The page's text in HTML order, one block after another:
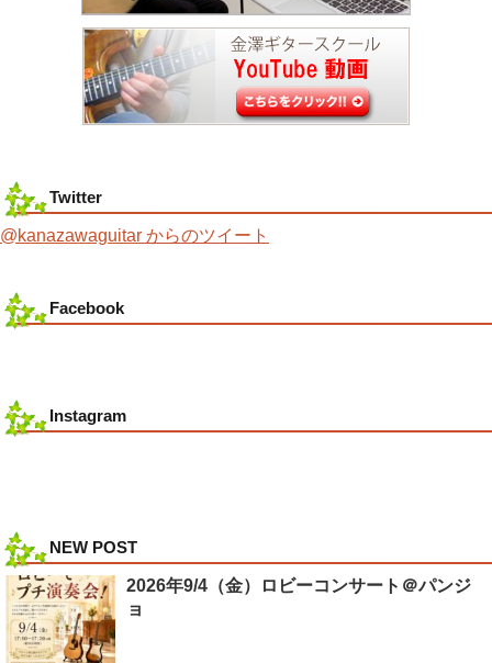
Twitter
@kanazawaguitar からのツイート
Facebook
Instagram
NEW POST
2026年9/4（金）ロビーコンサート＠パンジ
ョ